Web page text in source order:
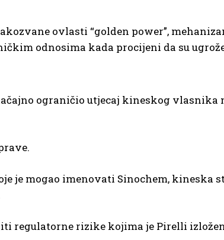
ovlasti “golden power”,
odnosima kada procijeni da su
ograničio utjecaj kineskog vlasnika
je mogao imenovati Sinochem, kineska
regulatorne rizike kojima je Pirelli